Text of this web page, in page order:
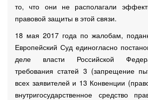
то, что они не располагали
правовой защиты в этой связи.
18 мая 2017 года по жалобам,
Европейский Суд единогласно
деле власти Российской
требования статей 3 (запрещение
всех заявителей и 13 Конвенции
внутригосударственное средство